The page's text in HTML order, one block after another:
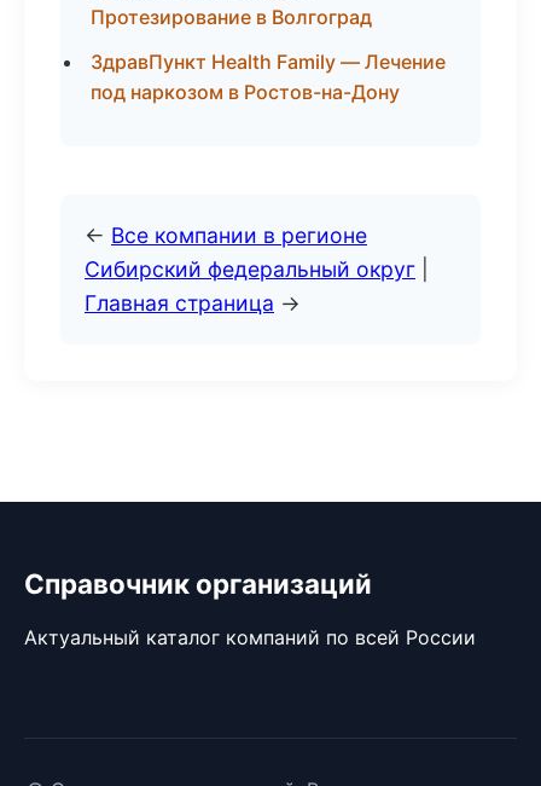
Протезирование в Волгоград
ЗдравПункт Health Family — Лечение
под наркозом в Ростов-на-Дону
← Все компании в регионе
Сибирский федеральный округ
Главная страница →
Справочник организаций
Актуальный каталог компаний по всей России